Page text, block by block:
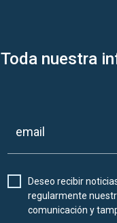
Toda nuestra
Deseo recibir
regularmente
comunicación y